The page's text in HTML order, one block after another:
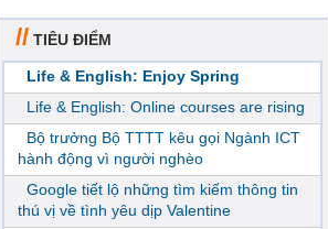
// TIÊU ĐIỂM
Life & English: Enjoy Spring
Life & English: Online courses are rising
Bộ trưởng Bộ TTTT kêu gọi Ngành ICT
hành động vì người nghèo
Google tiết lộ những tìm kiếm thông tin
thú vị về tình yêu dịp Valentine